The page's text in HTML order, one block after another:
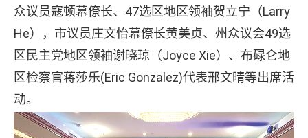
众议员寇顿幕僚长、47选区地区领袖贺立宁（Larry
He），市议员庄文怡幕僚长黄美贞、州众议会49选
区民主党地区领袖谢晓琼（Joyce Xie）、布碌仑地
区检察官蒋莎乐(Eric Gonzalez)代表邢文晴等出席活
动。